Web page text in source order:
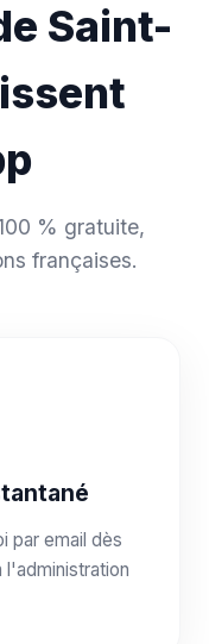
Saint-
% gratuite,
françaises.
par email dès